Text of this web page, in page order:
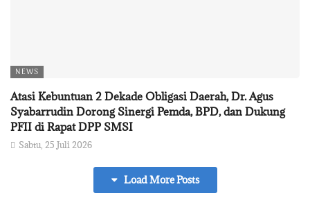
NEWS
Atasi Kebuntuan 2 Dekade Obligasi Daerah, Dr. Agus
Syabarrudin Dorong Sinergi Pemda, BPD, dan Dukung
PFII di Rapat DPP SMSI
Sabtu, 25 Juli 2026
Load More Posts